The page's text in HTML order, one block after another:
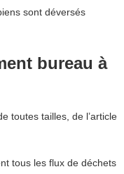
sont déversés
bureau à
toutes tailles, de l’article
tous les flux de déchets